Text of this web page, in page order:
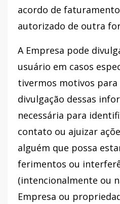
acordo de
autorizado de outra
A Empresa pode
usuário em casos
tivermos motivos para
divulgação dessas
necessária para
contato ou ajuizar
alguém que possa
ferimentos ou
(intencionalmente ou
Empresa ou